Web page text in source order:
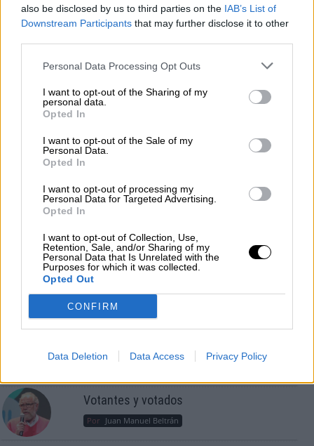
also be disclosed by us to third parties on the IAB’s List of
Downstream Participants that may further disclose it to other
Personal Data Processing Opt Outs
I want to opt-out of the Sharing of my
personal data.
Opted In
I want to opt-out of the Sale of my
Personal Data.
Opted In
I want to opt-out of processing my
Personal Data for Targeted Advertising.
Opted In
I want to opt-out of Collection, Use,
Retention, Sale, and/or Sharing of my
Personal Data that Is Unrelated with the
Purposes for which it was collected.
Opted Out
CONFIRM
Data Deletion Data Access Privacy Policy
fase 0 pero esta vez con nuevas
de fase 0 con nuevas medidas de alivio. Madrid
necesita mejorar los centros de Atención Primaria.
Sandra Repollo
Más artículos de este autor
viernes, 15 de mayo de 2020
OPINIONES DIVERSAS
¿La ciudadanía de Occidente es
consciente del riesgo de una tercera
guerra mundial?
Crisis
Votantes y votados
Por Juan Manuel Beltrán